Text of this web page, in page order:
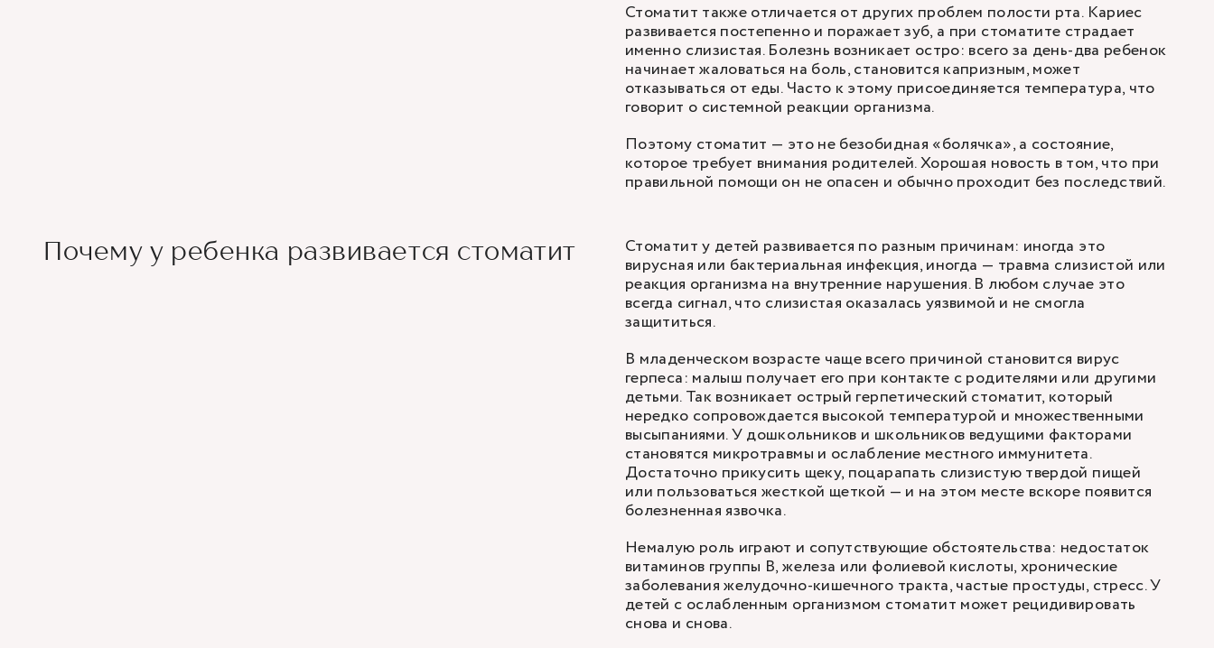
Стоматит также отличается от других проблем полости рта. Кариес
развивается постепенно и поражает зуб, а при стоматите страдает
именно слизистая. Болезнь возникает остро: всего за день-два ребенок
начинает жаловаться на боль, становится капризным, может
отказываться от еды. Часто к этому присоединяется температура, что
говорит о системной реакции организма.
Поэтому стоматит — это не безобидная «болячка», а состояние,
которое требует внимания родителей. Хорошая новость в том, что при
правильной помощи он не опасен и обычно проходит без последствий.
Почему у ребенка развивается стоматит
Стоматит у детей развивается по разным причинам: иногда это
вирусная или бактериальная инфекция, иногда — травма слизистой или
реакция организма на внутренние нарушения. В любом случае это
всегда сигнал, что слизистая оказалась уязвимой и не смогла
защититься.
В младенческом возрасте чаще всего причиной становится вирус
герпеса: малыш получает его при контакте с родителями или другими
детьми. Так возникает острый герпетический стоматит, который
нередко сопровождается высокой температурой и множественными
высыпаниями. У дошкольников и школьников ведущими факторами
становятся микротравмы и ослабление местного иммунитета.
Достаточно прикусить щеку, поцарапать слизистую твердой пищей
или пользоваться жесткой щеткой — и на этом месте вскоре появится
болезненная язвочка.
Немалую роль играют и сопутствующие обстоятельства: недостаток
витаминов группы B, железа или фолиевой кислоты, хронические
заболевания желудочно-кишечного тракта, частые простуды, стресс. У
детей с ослабленным организмом стоматит может рецидивировать
снова и снова.